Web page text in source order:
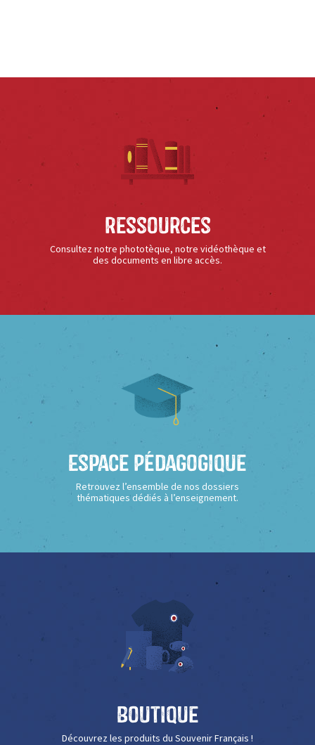
Ressources
Consultez notre phototèque, notre vidéothèque et
des documents en libre accès.
Espace Pédagogique
Retrouvez l’ensemble de nos dossiers
thématiques dédiés à l’enseignement.
Boutique
Découvrez les produits du Souvenir Français !